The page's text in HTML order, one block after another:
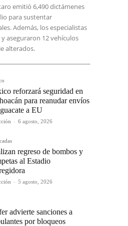
emitió 6,490 dictámenes
para sustentar
Además, los especialistas
aseguraron 12 vehículos
alterados.
reforzará seguridad en
para reanudar envíos
a EU
- 6 agosto, 2026
regreso de bombos y
al Estadio
- 5 agosto, 2026
advierte sanciones a
por bloqueos